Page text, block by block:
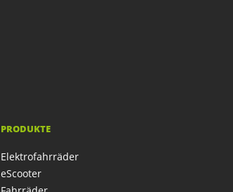
PRODUKTE
Elektrofahrräder
eScooter